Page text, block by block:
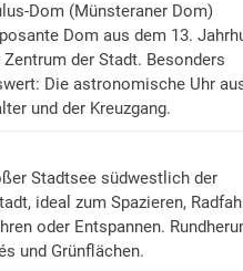
Dom (Münsteraner Dom)
Dom aus dem 13.
der Stadt. Besonders
Die astronomische Uhr
und der Kreuzgang.
Stadtsee südwestlich der
ideal zum Spazieren,
oder Entspannen.
und Grünflächen.